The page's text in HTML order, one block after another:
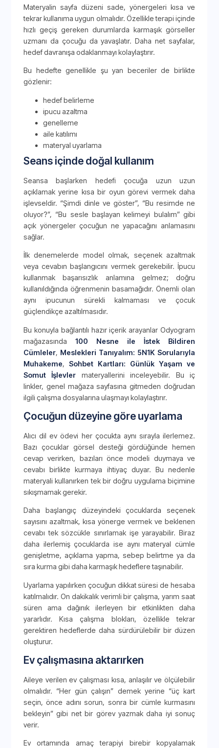
Materyalin sayfa düzeni sade, yönergeleri kısa ve
tekrar kullanıma uygun olmalıdır. Özellikle terapi içinde
hızlı geçiş gereken durumlarda karmaşık görseller
uzmanı da çocuğu da yavaşlatır. Daha net sayfalar,
hedef davranışa odaklanmayı kolaylaştırır.
Bu hedefte genellikle şu yan beceriler de birlikte
gözlenir:
hedef belirleme
ipucu azaltma
genelleme
aile katılımı
materyal uyarlama
Seans içinde doğal kullanım
Seansa başlarken hedefi çocuğa uzun uzun
açıklamak yerine kısa bir oyun görevi vermek daha
işlevseldir. “Şimdi dinle ve göster”, “Bu resimde ne
oluyor?”, “Bu sesle başlayan kelimeyi bulalım” gibi
açık yönergeler çocuğun ne yapacağını anlamasını
sağlar.
İlk denemelerde model olmak, seçenek azaltmak
veya cevabın başlangıcını vermek gerekebilir. İpucu
kullanmak başarısızlık anlamına gelmez; doğru
kullanıldığında öğrenmenin basamağıdır. Önemli olan
aynı ipucunun sürekli kalmaması ve çocuk
güçlendikçe azaltılmasıdır.
Bu konuyla bağlantılı hazır içerik arayanlar Odyogram
mağazasında 100 Nesne ile İstek Bildiren
Cümleler, Meslekleri Tanıyalım: 5N1K Sorularıyla
Muhakeme, Sohbet Kartları: Günlük Yaşam ve
Somut İşlevler materyallerini inceleyebilir. Bu iç
linkler, genel mağaza sayfasına gitmeden doğrudan
ilgili çalışma dosyalarına ulaşmayı kolaylaştırır.
Çocuğun düzeyine göre uyarlama
Alıcı dil ev ödevi her çocukta aynı sırayla ilerlemez.
Bazı çocuklar görsel desteği gördüğünde hemen
cevap verirken, bazıları önce modeli duymaya ve
cevabı birlikte kurmaya ihtiyaç duyar. Bu nedenle
materyali kullanırken tek bir doğru uygulama biçimine
sıkışmamak gerekir.
Daha başlangıç düzeyindeki çocuklarda seçenek
sayısını azaltmak, kısa yönerge vermek ve beklenen
cevabı tek sözcükle sınırlamak işe yarayabilir. Biraz
daha ilerlemiş çocuklarda ise aynı materyal cümle
genişletme, açıklama yapma, sebep belirtme ya da
sıra kurma gibi daha karmaşık hedeflere taşınabilir.
Uyarlama yapılırken çocuğun dikkat süresi de hesaba
katılmalıdır. On dakikalık verimli bir çalışma, yarım saat
süren ama dağınık ilerleyen bir etkinlikten daha
yararlıdır. Kısa çalışma blokları, özellikle tekrar
gerektiren hedeflerde daha sürdürülebilir bir düzen
oluşturur.
Ev çalışmasına aktarırken
Aileye verilen ev çalışması kısa, anlaşılır ve ölçülebilir
olmalıdır. “Her gün çalışın” demek yerine “üç kart
seçin, önce adını sorun, sonra bir cümle kurmasını
bekleyin” gibi net bir görev yazmak daha iyi sonuç
verir.
Ev ortamında amaç terapiyi birebir kopyalamak